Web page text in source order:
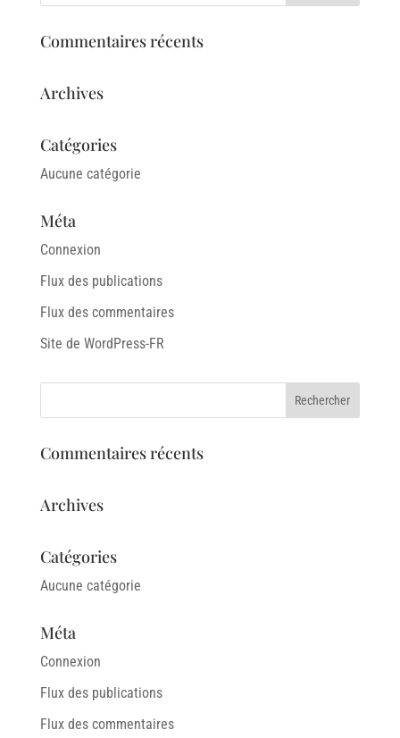
Commentaires récents
Archives
Catégories
Aucune catégorie
Méta
Connexion
Flux des publications
Flux des commentaires
Site de WordPress-FR
Commentaires récents
Archives
Catégories
Aucune catégorie
Méta
Connexion
Flux des publications
Flux des commentaires